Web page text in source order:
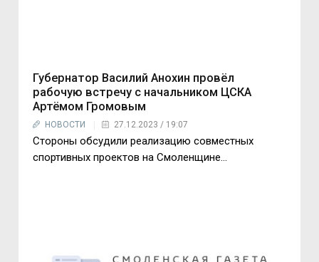
Губернатор Василий Анохин провёл
рабочую встречу с начальником ЦСКА
Артёмом Громовым
НОВОСТИ 27.12.2023 / 19:07
Стороны обсудили реализацию совместных
спортивных проектов на Смоленщине...